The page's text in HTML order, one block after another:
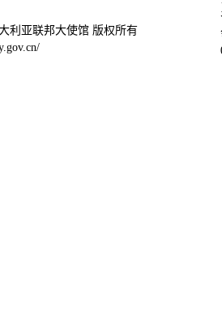
利亚联邦大使馆 版权所有